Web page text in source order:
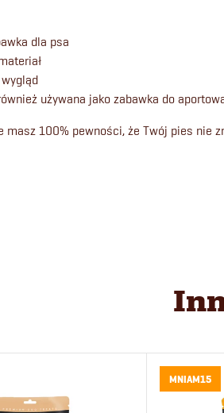
dla psa
używana jako zabawka do
masz 100% pewności, że Twój pies nie
MNIAM15